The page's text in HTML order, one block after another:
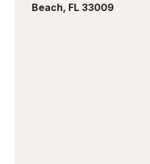
Beach, FL 33009